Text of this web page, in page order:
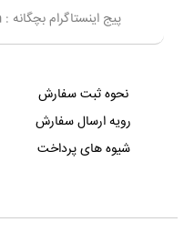
پیج اینستاگرام بچگانه : nini.parvaneh
نحوه ثبت سفارش
رویه ارسال سفارش
شیوه های پرداخت